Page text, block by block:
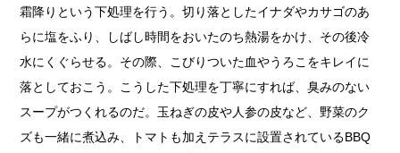
霜降りという下処理を行う。切り落としたイナダやカサゴのあ
らに塩をふり、しばし時間をおいたのち熱湯をかけ、その後冷
水にくぐらせる。その際、こびりついた血やうろこをキレイに
落としておこう。こうした下処理を丁寧にすれば、臭みのない
スープがつくれるのだ。玉ねぎの皮や人参の皮など、野菜のク
ズも一緒に煮込み、トマトも加えテラスに設置されているBBQ